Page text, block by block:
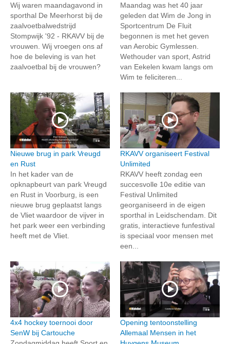
Wij waren maandagavond in
sporthal De Meerhorst bij de
zaalvoetbalwedstrijd
Stompwijk '92 - RKAVV bij de
vrouwen. Wij vroegen ons af
hoe de beleving is van het
zaalvoetbal bij de vrouwen?
Maandag was het 40 jaar
geleden dat Wim de Jong in
Sportcentrum De Fluit
begonnen is met het geven
van Aerobic Gymlessen.
Wethouder van sport, Astrid
van Eekelen kwam langs om
Wim te feliciteren...
Nieuwe brug in park Vreugd
en Rust
In het kader van de
opknapbeurt van park Vreugd
en Rust in Voorburg, is een
nieuwe brug geplaatst langs
de Vliet waardoor de vijver in
het park weer een verbinding
heeft met de Vliet.
RKAVV organiseert Festival
Unlimited
RKAVV heeft zondag een
succesvolle 10e editie van
Festival Unlimited
georganiseerd in de eigen
sporthal in Leidschendam. Dit
gratis, interactieve funfestival
is speciaal voor mensen met
een...
4x4 hockey toernooi door
SenW bij Cartouche
Opening tentoonstelling
Allemaal Mensen in het